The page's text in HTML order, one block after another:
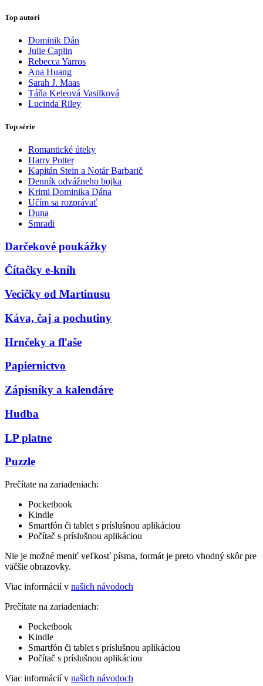
Top autori
Dominik Dán
Julie Caplin
Rebecca Yarros
Ana Huang
Sarah J. Maas
Táňa Keleová Vasilková
Lucinda Riley
Top série
Romantické úteky
Harry Potter
Kapitán Stein a Notár Barbarič
Denník odvážneho bojka
Krimi Dominika Dána
Učím sa rozprávať
Duna
Smradi
Darčekové poukážky
Čítačky e-kníh
Vecičky od Martinusu
Káva, čaj a pochutiny
Hrnčeky a fľaše
Papiernictvo
Zápisníky a kalendáre
Hudba
LP platne
Puzzle
Prečítate na zariadeniach:
Pocketbook
Kindle
Smartfón či tablet s príslušnou aplikáciou
Počítač s príslušnou aplikáciou
Nie je možné meniť veľkosť písma, formát je preto vhodný skôr pre
väčšie obrazovky.
Viac informácií v našich návodoch
Prečítate na zariadeniach:
Pocketbook
Kindle
Smartfón či tablet s príslušnou aplikáciou
Počítač s príslušnou aplikáciou
Viac informácií v našich návodoch